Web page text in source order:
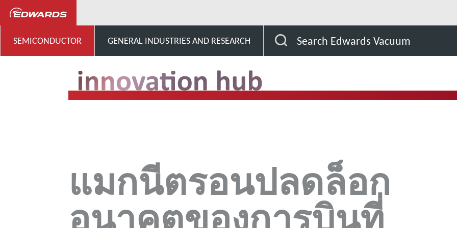
SEMICONDUCTOR GENERAL INDUSTRIES AND RESEARCH Search Edwards Vacuum
แมกนีตรอนปลดล็อก
อนาคตของการบินที่